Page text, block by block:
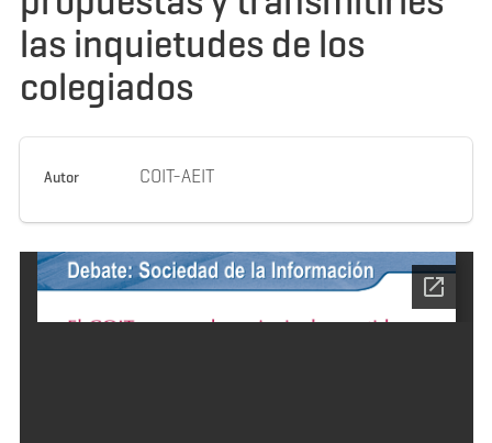
las inquietudes de los
colegiados
Autor COIT-AEIT